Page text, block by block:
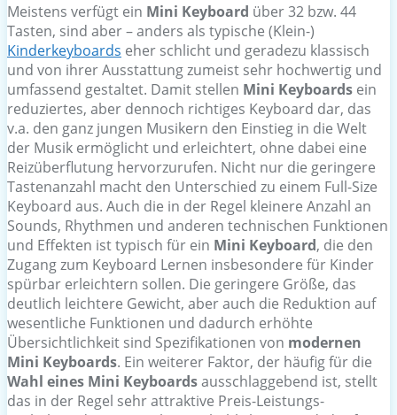
Meistens verfügt ein Mini Keyboard über 32 bzw. 44
Tasten, sind aber – anders als typische (Klein-)
Kinderkeyboards eher schlicht und geradezu klassisch
und von ihrer Ausstattung zumeist sehr hochwertig und
umfassend gestaltet. Damit stellen Mini Keyboards ein
reduziertes, aber dennoch richtiges Keyboard dar, das
v.a. den ganz jungen Musikern den Einstieg in die Welt
der Musik ermöglicht und erleichtert, ohne dabei eine
Reizüberflutung hervorzurufen. Nicht nur die geringere
Tastenanzahl macht den Unterschied zu einem Full-Size
Keyboard aus. Auch die in der Regel kleinere Anzahl an
Sounds, Rhythmen und anderen technischen Funktionen
und Effekten ist typisch für ein Mini Keyboard, die den
Zugang zum Keyboard Lernen insbesondere für Kinder
spürbar erleichtern sollen. Die geringere Größe, das
deutlich leichtere Gewicht, aber auch die Reduktion auf
wesentliche Funktionen und dadurch erhöhte
Übersichtlichkeit sind Spezifikationen von modernen
Mini Keyboards. Ein weiterer Faktor, der häufig für die
Wahl eines Mini Keyboardsausschlaggebend ist, stellt
das in der Regel sehr attraktive Preis-Leistungs-